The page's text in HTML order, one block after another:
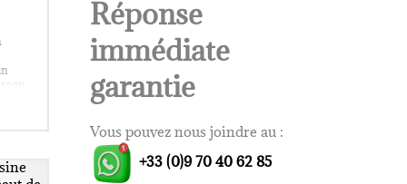
Réponse
immédiate
garantie
Vous pouvez nous joindre au :
+33 (0)9 70 40 62 85